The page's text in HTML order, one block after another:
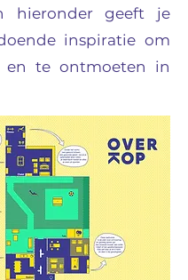
hieronder geeft je
inspiratie om
en te ontmoeten in